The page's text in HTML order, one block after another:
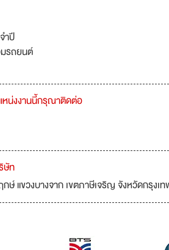
ำปี
รถยนต์
หน่งงานนี้กรุณาติดต่อ
ษัท
แขวงบางจาก เขตภาษีเจริญ จังหวัดกรุงเ